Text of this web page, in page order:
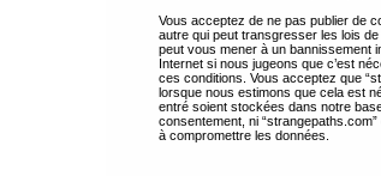
Vous acceptez de ne pas publier de
autre qui peut transgresser les lois
peut vous mener à un bannissement
Internet si nous jugeons que c’est
ces conditions. Vous acceptez que
lorsque nous estimons que cela est
entré soient stockées dans notre
consentement, ni
à compromettre les données.